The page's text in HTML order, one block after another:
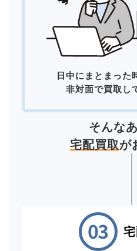
日中にまとまった
非対面で買取し
そんな
宅配買取が